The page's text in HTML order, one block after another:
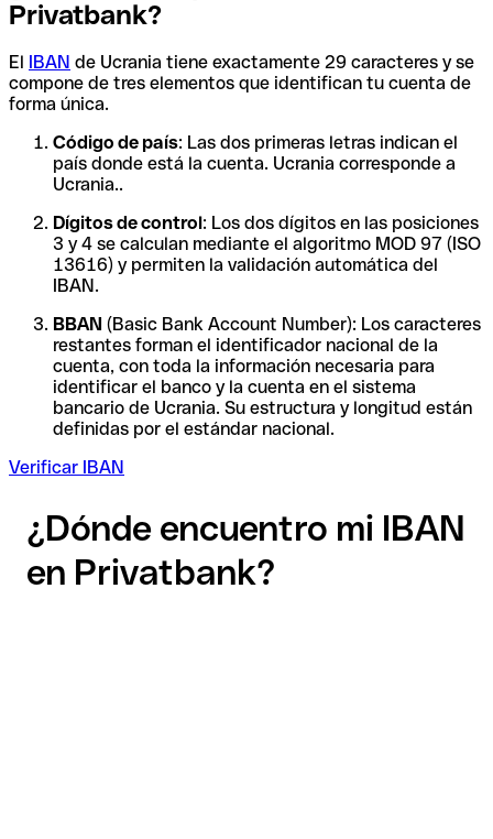
Privatbank?
El IBAN de Ucrania tiene exactamente 29 caracteres y se
compone de tres elementos que identifican tu cuenta de
forma única.
Código de país: Las dos primeras letras indican el
país donde está la cuenta. Ucrania corresponde a
Ucrania..
Dígitos de control: Los dos dígitos en las posiciones
3 y 4 se calculan mediante el algoritmo MOD 97 (ISO
13616) y permiten la validación automática del
IBAN.
BBAN (Basic Bank Account Number): Los caracteres
restantes forman el identificador nacional de la
cuenta, con toda la información necesaria para
identificar el banco y la cuenta en el sistema
bancario de Ucrania. Su estructura y longitud están
definidas por el estándar nacional.
Verificar IBAN
¿Dónde encuentro mi IBAN
en Privatbank?